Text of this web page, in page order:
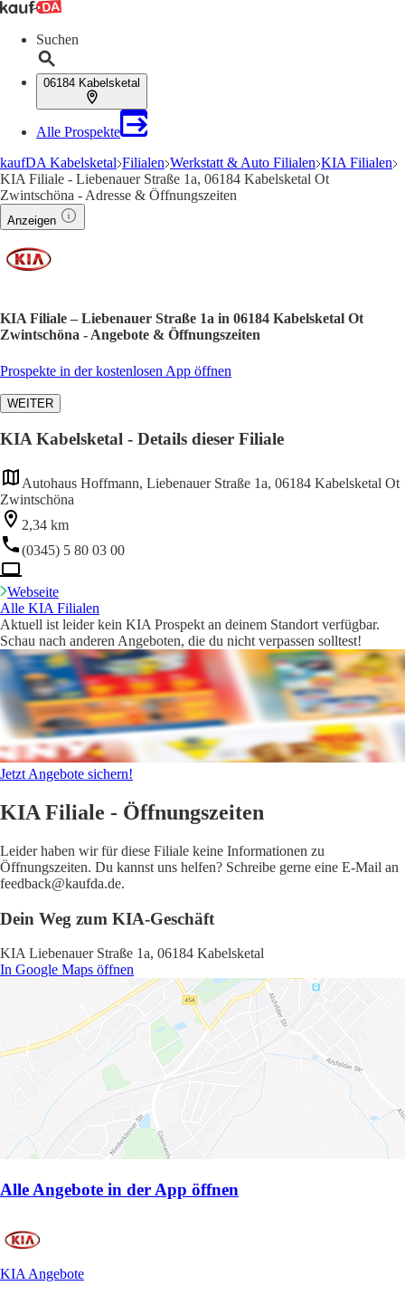
Suchen
06184 Kabelsketal
Alle Prospekte
kaufDA Kabelsketal Filialen Werkstatt & Auto Filialen KIA Filialen
KIA Filiale - Liebenauer Straße 1a, 06184 Kabelsketal Ot
Zwintschöna - Adresse & Öffnungszeiten
Anzeigen
KIA Filiale – Liebenauer Straße 1a in 06184 Kabelsketal Ot
Zwintschöna - Angebote & Öffnungszeiten
Prospekte in der kostenlosen App öffnen
WEITER
KIA Kabelsketal - Details dieser Filiale
Autohaus Hoffmann, Liebenauer Straße 1a, 06184 Kabelsketal Ot
Zwintschöna
2,34 km
(0345) 5 80 03 00
Webseite
Alle KIA Filialen
Aktuell ist leider kein KIA Prospekt an deinem Standort verfügbar.
Schau nach anderen Angeboten, die du nicht verpassen solltest!
Jetzt Angebote sichern!
KIA Filiale - Öffnungszeiten
Leider haben wir für diese Filiale keine Informationen zu
Öffnungszeiten. Du kannst uns helfen? Schreibe gerne eine E-Mail an
feedback@kaufda.de.
Dein Weg zum KIA-Geschäft
KIA Liebenauer Straße 1a, 06184 Kabelsketal
In Google Maps öffnen
Alle Angebote in der App öffnen
KIA Angebote